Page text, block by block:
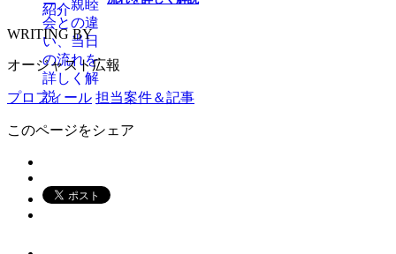
WRITING BY
オージャスト広報
プロフィール 担当案件＆記事
このページをシェア